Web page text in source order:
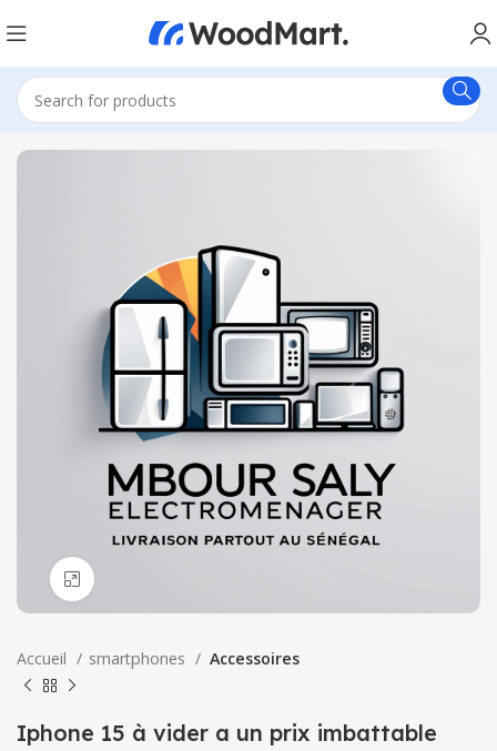
Accueil smartphones Accessoires
Iphone 15 à vider a un prix imbattable